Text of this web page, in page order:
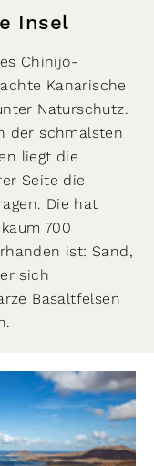
Insel
Chinijo-
Kanarische
Naturschutz.
der schmalsten
liegt die
Seite die
Die hat
700
ist: Sand,
sich
Basaltfelsen